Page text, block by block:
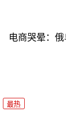
电商哭晕：
最热